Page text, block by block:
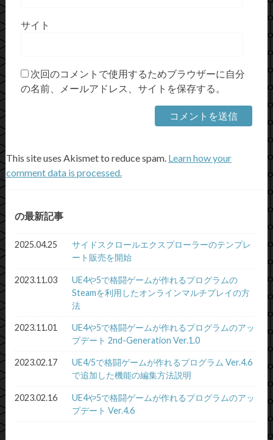
サイト
次回のコメントで使用するためブラウザーに自分
の名前、メールアドレス、サイトを保存する。
This site uses Akismet to reduce spam. Learn how your
comment data is processed.
の最新記事
2025.04.25
サイドスクロールエクスプローラーのテンプレ
ート販売を開始
2023.11.03
UE4や5で格闘ゲームが作れるプログラムの
Steamを利用したオンラインマルチプレイの方
法
2023.11.01
UE4や5で格闘ゲームが作れるプログラムのアッ
プデート 2nd-Generation Ver.1.0
2023.02.17
UE4/5で格闘ゲームが作れるプログラム Ver.4.6
で追加した機能の編集方法説明
2023.02.16
UE4や5で格闘ゲームが作れるプログラムのアッ
プデート Ver.4.6